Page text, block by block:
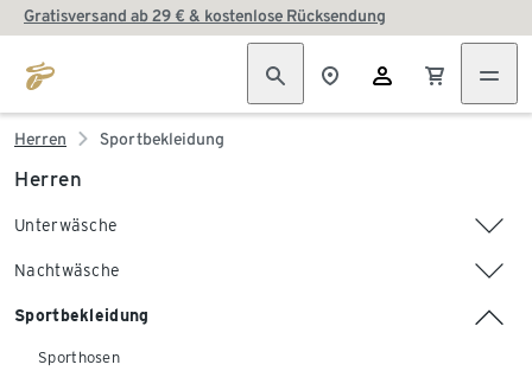
Gratisversand ab 29 € & kostenlose Rücksendung
Herren Sportbekleidung
Herren
Unterwäsche
Nachtwäsche
Sportbekleidung
Sporthosen